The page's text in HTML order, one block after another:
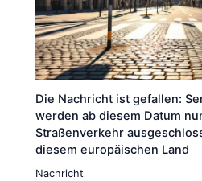
Die Nachricht ist gefallen:
werden ab diesem Datum
Straßenverkehr
diesem europäischen Land
Nachricht